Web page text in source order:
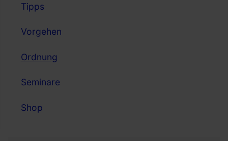
Tipps
Vorgehen
Ordnung
Seminare
Shop